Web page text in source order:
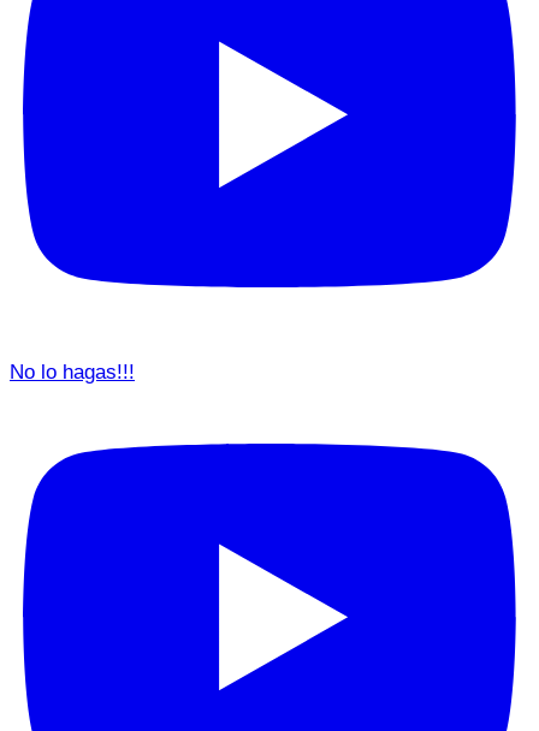
No lo hagas!!!